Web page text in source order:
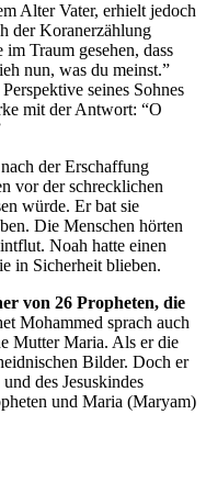
Alter Vater, erhielt jedoch
der Koranerzählung
Traum gesehen, dass
nun, was du meinst.”
seines Sohnes
mit der Antwort: “O
der Erschaffung
vor der schrecklichen
würde. Er bat sie
Die Menschen hörten
Noah hatte einen
in Sicherheit blieben.
von 26 Propheten, die
Mohammed sprach auch
Mutter Maria. Als er die
Bilder. Doch er
des Jesuskindes
und Maria (Maryam)